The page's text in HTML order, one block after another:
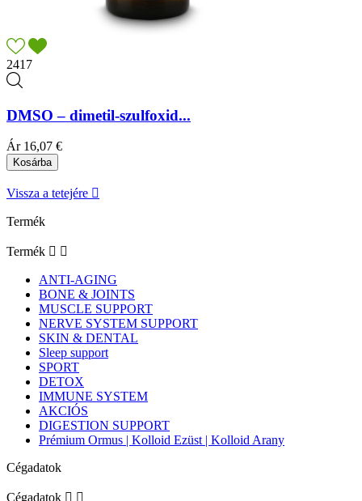
2417
DMSO – dimetil-szulfoxid...
Ár 16,07 €
Kosárba
Vissza a tetejére 
Termék
Termék  
ANTI-AGING
BONE & JOINTS
MUSCLE SUPPORT
NERVE SYSTEM SUPPORT
SKIN & DENTAL
Sleep support
SPORT
DETOX
IMMUNE SYSTEM
AKCIÓS
DIGESTION SUPPORT
Prémium Ormus | Kolloid Ezüst | Kolloid Arany
Cégadatok
Cégadatok  